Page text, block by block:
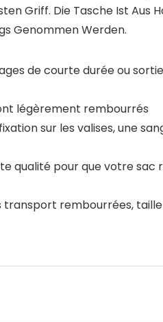
Griff. Die Tasche Ist Aus
Genommen Werden.
de courte durée ou
légèrement rembourrés
sur les valises, une
qualité pour que votre
rembourrées, taille